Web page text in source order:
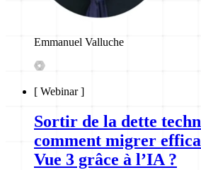
Emmanuel Valluche
[ Webinar]
Sortir de la dette
comment migrer
Vue 3 grâce à l’IA ?